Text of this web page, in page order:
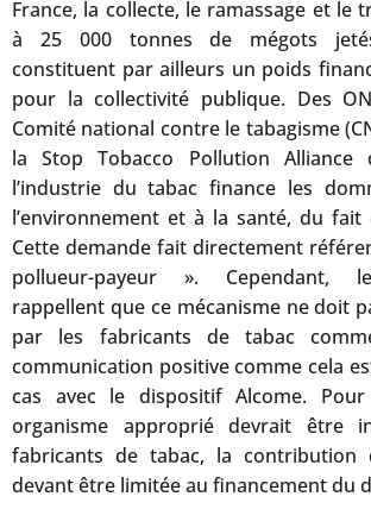
France, la collecte, le ramassage et le
à 25 000 tonnes de mégots
constituent par ailleurs un poids
pour la collectivité publique. Des
Comité national contre le tabagisme
la Stop Tobacco Pollution Alliance
l’industrie du tabac finance les
l’environnement et à la santé, du
Cette demande fait directement
pollueur-payeur ». Cependant,
rappellent que ce mécanisme ne doit
par les fabricants de tabac
communication positive comme cela
cas avec le dispositif Alcome. Pour
organisme approprié devrait être
fabricants de tabac, la contribution
devant être limitée au financement du